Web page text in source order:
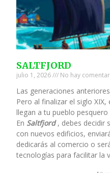
SALTFJORD
julio 1, 2026 No hay
Las generaciones
Pero al finalizar el siglo
llegan a tu pueblo
En Saltfjord, debes decidir
con nuevos edificios,
dedicarás al comercio o
tecnologías para facilitar la